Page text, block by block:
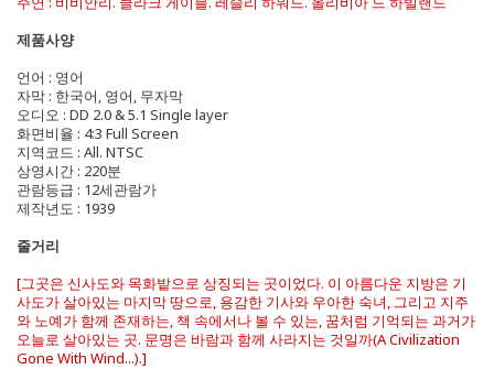
제품사양
언어 : 영어
자막 : 한국어, 영어, 무자막
오디오 : DD 2.0 & 5.1 Single layer
화면비율 : 4:3 Full Screen
지역코드 : All. NTSC
상영시간 : 220분
관람등급 : 12세관람가
제작년도 : 1939
줄거리
[그곳은 신사도와 목화밭으로 상징되는 곳이었다. 이 아름다운 지방은 기
사도가 살아있는 마지막 땅으로, 용감한 기사와 우아한 숙녀, 그리고 지주
와 노예가 함께 존재하는, 책 속에서나 볼 수 있는, 꿈처럼 기억되는 과거가
오늘로 살아있는 곳. 문명은 바람과 함께 사라지는 것일까(A Civilization
Gone With Wind...).]